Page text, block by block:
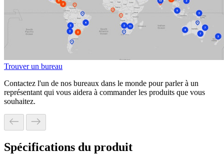
Trouver un bureau
Contactez l'un de nos bureaux dans le monde pour parler à un
représentant qui vous aidera à commander les produits que vous
souhaitez.
Spécifications du produit